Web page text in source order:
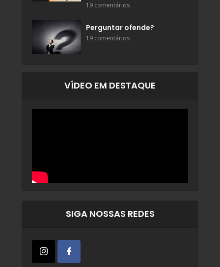
19 comentários
Perguntar ofende?
19 comentários
VÍDEO EM DESTAQUE
SIGA NOSSAS REDES